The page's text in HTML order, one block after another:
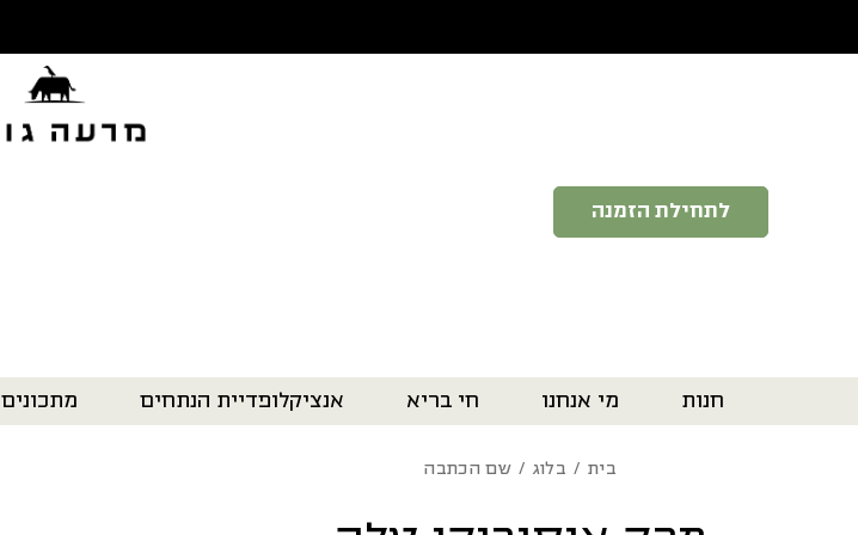
לתחילת הזמנה
חנות מי אנחנו חי בריא אנציקלופדיית הנתחים מתכונים
בית / בלוג / שם הכתבה